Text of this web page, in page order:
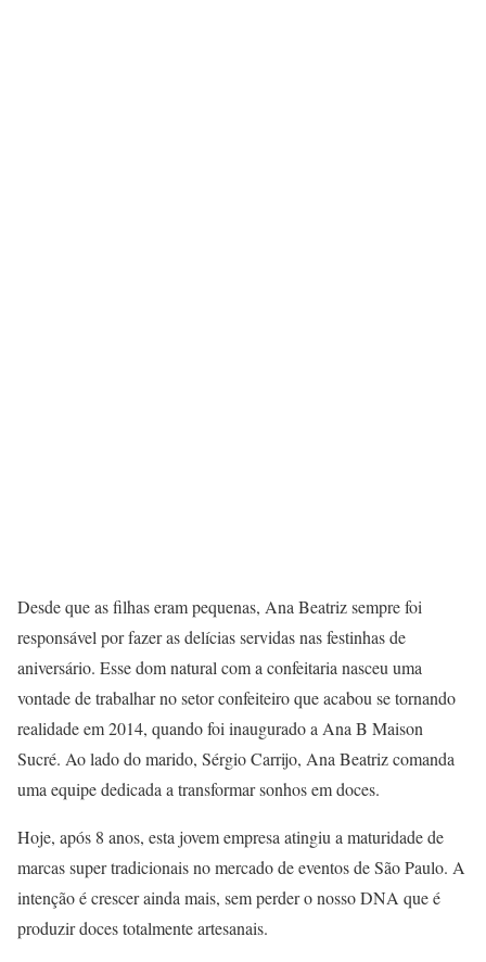
Desde que as filhas eram pequenas, Ana Beatriz sempre foi
responsável por fazer as delícias servidas nas festinhas de
aniversário. Esse dom natural com a confeitaria nasceu uma
vontade de trabalhar no setor confeiteiro que acabou se tornando
realidade em 2014, quando foi inaugurado a Ana B Maison
Sucré. Ao lado do marido, Sérgio Carrijo, Ana Beatriz comanda
uma equipe dedicada a transformar sonhos em doces.
Hoje, após 8 anos, esta jovem empresa atingiu a maturidade de
marcas super tradicionais no mercado de eventos de São Paulo. A
intenção é crescer ainda mais, sem perder o nosso DNA que é
produzir doces totalmente artesanais.